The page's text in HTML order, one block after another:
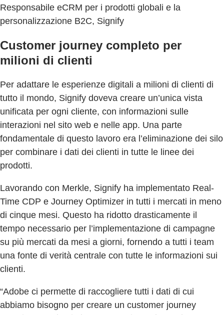
Responsabile eCRM per i prodotti globali e la
personalizzazione B2C, Signify
Customer journey completo per
milioni di clienti
Per adattare le esperienze digitali a milioni di clienti di
tutto il mondo, Signify doveva creare un’unica vista
unificata per ogni cliente, con informazioni sulle
interazioni nel sito web e nelle app. Una parte
fondamentale di questo lavoro era l’eliminazione dei silo
per combinare i dati dei clienti in tutte le linee dei
prodotti.
Lavorando con Merkle, Signify ha implementato Real-
Time CDP e Journey Optimizer in tutti i mercati in meno
di cinque mesi. Questo ha ridotto drasticamente il
tempo necessario per l’implementazione di campagne
su più mercati da mesi a giorni, fornendo a tutti i team
una fonte di verità centrale con tutte le informazioni sui
clienti.
“Adobe ci permette di raccogliere tutti i dati di cui
abbiamo bisogno per creare un customer journey